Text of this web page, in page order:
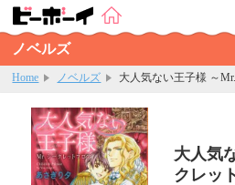
ノベルズ
Home ノベルズ 大人気ない王子様 ～
大人気
クレッ